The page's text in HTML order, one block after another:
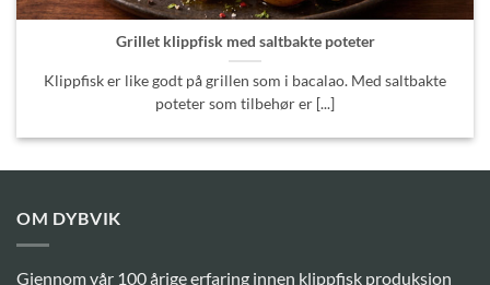
Grillet klippfisk med saltbakte poteter
Klippfisk er like godt på grillen som i bacalao. Med saltbakte
poteter som tilbehør er [...]
OM DYBVIK
Gjennom vår 100 årige erfaring innen klippfisk produksjon